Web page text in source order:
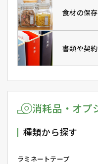
食材の保
書類や契
消耗品・オプ
種類から探す
ラミネートテープ